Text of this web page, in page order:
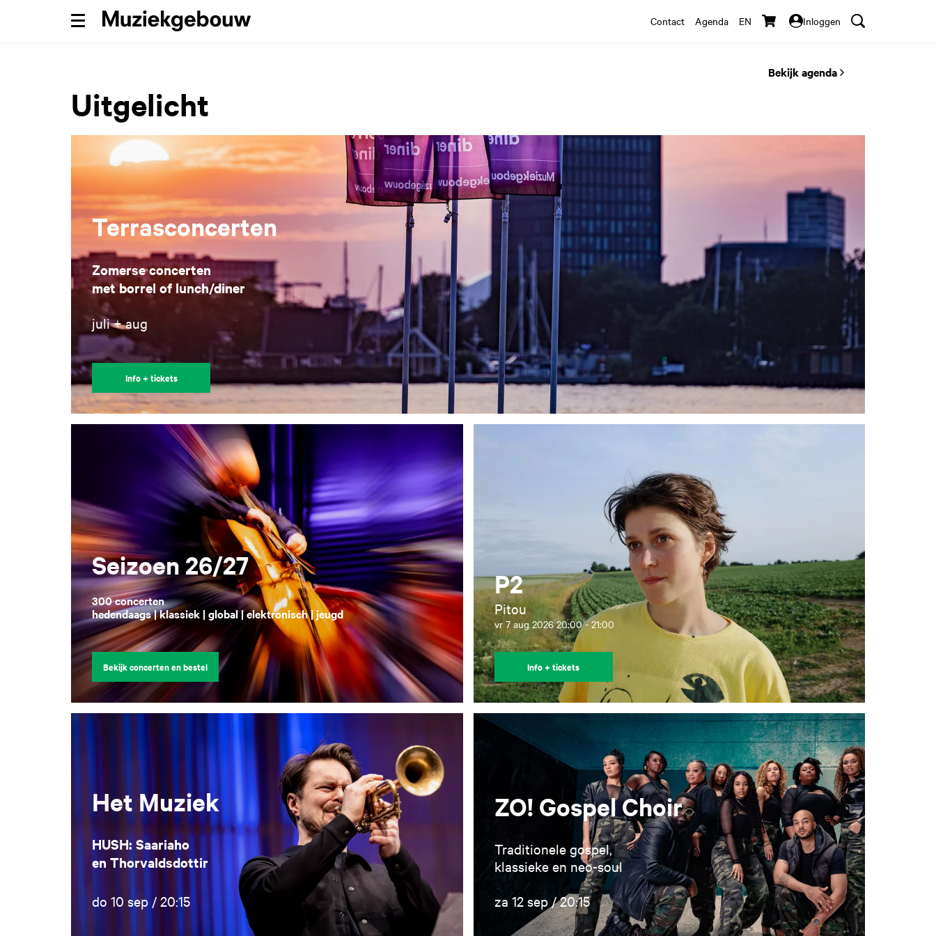
Contact Agenda EN Inloggen
Menu
Bekijk agenda
Uitgelicht
Terrasconcerten
Zomerse concerten
met borrel of lunch/diner
juli + aug
Info + tickets
Seizoen 26/27
300 concerten
hedendaags | klassiek | global | elektronisch | jeugd
Bekijk concerten en bestel
P2
Pitou
vr 7 aug 202620:00 - 21:00
Info + tickets
Het Muziek
HUSH: Saariaho
en Thorvaldsdottir
do 10 sep / 20:15
ZO! Gospel Choir
Traditionele gospel,
klassieke en neo-soul
za 12 sep / 20:15